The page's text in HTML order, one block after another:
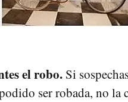
el robo. Si
ser robada, no la